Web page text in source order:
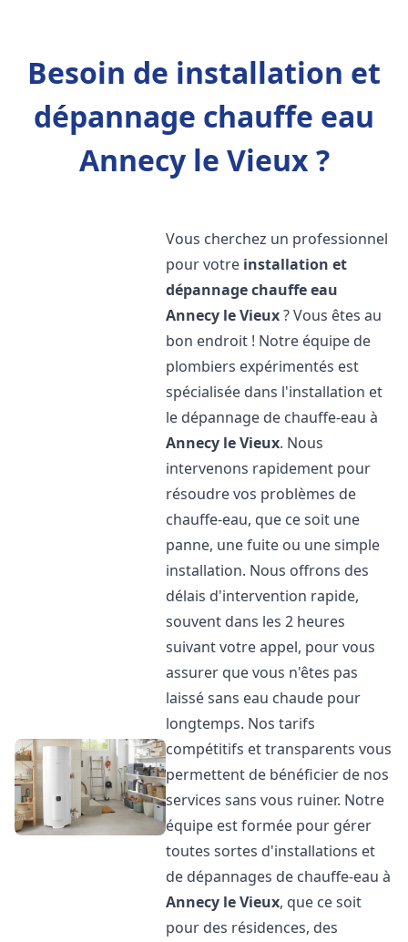
Besoin de installation et
dépannage chauffe eau
Annecy le Vieux ?
Vous cherchez un professionnel
pour votre installation et
dépannage chauffe eau
Annecy le Vieux? Vous êtes au
bon endroit ! Notre équipe de
plombiers expérimentés est
spécialisée dans l'installation et
le dépannage de chauffe-eau à
Annecy le Vieux. Nous
intervenons rapidement pour
résoudre vos problèmes de
chauffe-eau, que ce soit une
panne, une fuite ou une simple
installation. Nous offrons des
délais d'intervention rapide,
souvent dans les 2 heures
suivant votre appel, pour vous
assurer que vous n'êtes pas
laissé sans eau chaude pour
longtemps. Nos tarifs
compétitifs et transparents vous
permettent de bénéficier de nos
services sans vous ruiner. Notre
équipe est formée pour gérer
toutes sortes d'installations et
de dépannages de chauffe-eau à
Annecy le Vieux, que ce soit
pour des résidences, des